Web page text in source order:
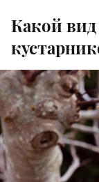
Какой вид